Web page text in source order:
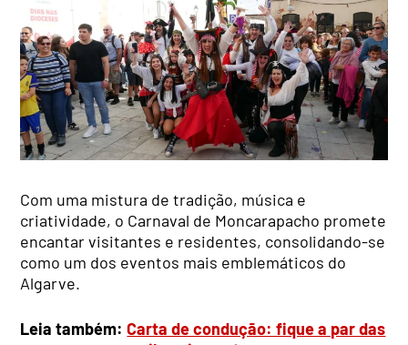
Com uma mistura de tradição, música e
criatividade, o Carnaval de Moncarapacho promete
encantar visitantes e residentes, consolidando-se
como um dos eventos mais emblemáticos do
Algarve.
Leia também:Carta de condução: fique a par das